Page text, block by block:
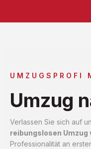
UMZUGSPROFI
Umzug
Verlassen Sie sich auf
reibungslosen Umzug
Professionalität an